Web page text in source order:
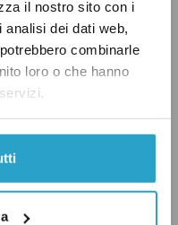
il nostro sito con i
dei dati web,
combinarle
loro o che hanno
non potrà essere
e sarà quindi
legate alle
è che la sua
prima della